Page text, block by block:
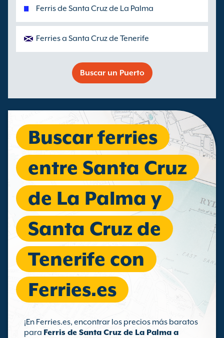
Ferris de Santa Cruz de La Palma
Ferries a Santa Cruz de Tenerife
Buscar un Puerto
Buscar ferries
entre Santa Cruz
de La Palma y
Santa Cruz de
Tenerife con
Ferries.es
¡En Ferries.es, encontrar los precios más baratos
para Ferris de Santa Cruz de La Palma a